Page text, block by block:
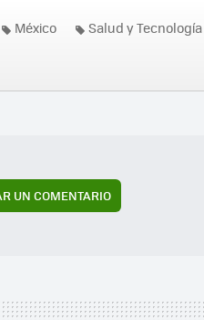
México Salud y Tecnología
UN COMENTARIO